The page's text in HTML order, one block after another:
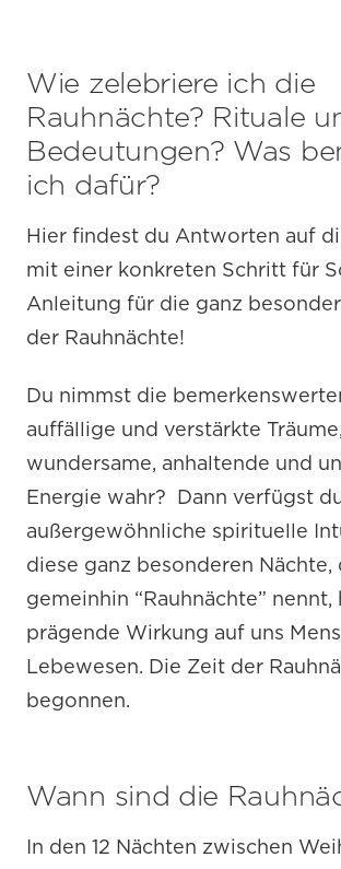
Wie zelebriere ich die
Rauhnächte? Rituale
Bedeutungen? Was
ich dafür?
Hier findest du Antworten auf
mit einer konkreten Schritt für
Anleitung für die ganz
der Rauhnächte!
Du nimmst die
auffällige und verstärkte
wundersame, anhaltende und
Energie wahr? Dann verfügst
außergewöhnliche spirituelle
diese ganz besonderen Nächte,
gemeinhin “Rauhnächte” nennt,
prägende Wirkung auf uns
Lebewesen. Die Zeit der
begonnen.
Wann sind die
In den 12 Nächten zwischen